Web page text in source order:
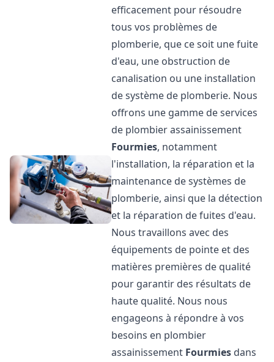
efficacement pour résoudre
tous vos problèmes de
plomberie, que ce soit une fuite
d'eau, une obstruction de
canalisation ou une installation
de système de plomberie. Nous
offrons une gamme de services
de plombier assainissement
Fourmies, notamment
l'installation, la réparation et la
maintenance de systèmes de
plomberie, ainsi que la détection
et la réparation de fuites d'eau.
Nous travaillons avec des
équipements de pointe et des
matières premières de qualité
pour garantir des résultats de
haute qualité. Nous nous
engageons à répondre à vos
besoins en plombier
assainissement Fourmies dans